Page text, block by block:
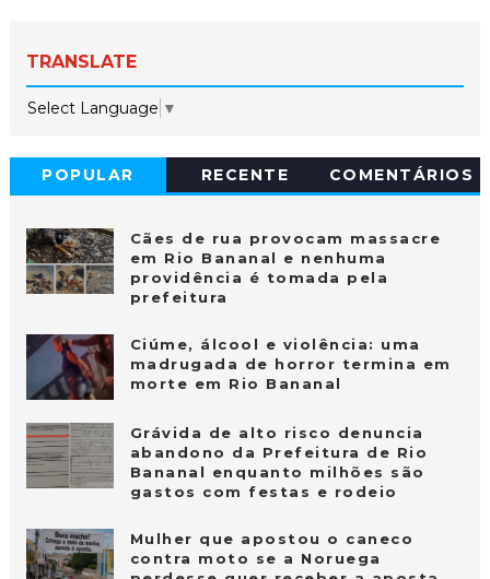
TRANSLATE
Select Language ▼
POPULAR RECENTE COMENTÁRIOS
Cães de rua provocam massacre
em Rio Bananal e nenhuma
providência é tomada pela
prefeitura
Ciúme, álcool e violência: uma
madrugada de horror termina em
morte em Rio Bananal
Grávida de alto risco denuncia
abandono da Prefeitura de Rio
Bananal enquanto milhões são
gastos com festas e rodeio
Mulher que apostou o caneco
contra moto se a Noruega